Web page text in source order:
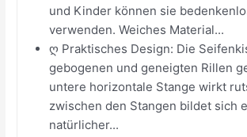
und Kinder können sie
verwenden. Weiches Material...
ღ Praktisches Design: Die
gebogenen und geneigten Rillen
untere horizontale Stange wirkt
zwischen den Stangen bildet sich
natürlicher...